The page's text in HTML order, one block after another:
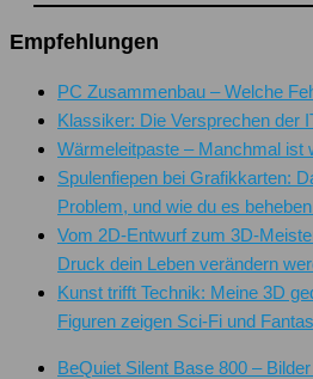
Empfehlungen
PC Zusammenbau – Welche
Klassiker: Die Versprechen der
Wärmeleitpaste – Manchmal ist
Spulenfiepen bei Grafikkarten:
Problem, und wie du es
Vom 2D-Entwurf zum 3D-
Druck dein Leben verändern
Kunst trifft Technik: Meine 3D
Figuren zeigen Sci-Fi und
BeQuiet Silent Base 800 –